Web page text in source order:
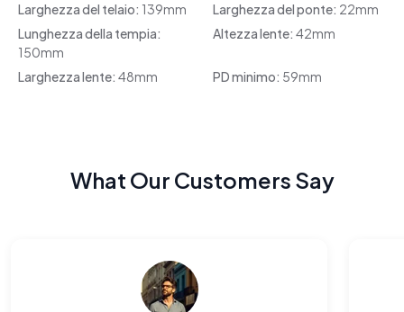
Larghezza del telaio: 139mm Larghezza del ponte: 22mm
Lunghezza della tempia:
150mm
Altezza lente: 42mm
Larghezza lente: 48mm PD minimo: 59mm
What Our Customers Say